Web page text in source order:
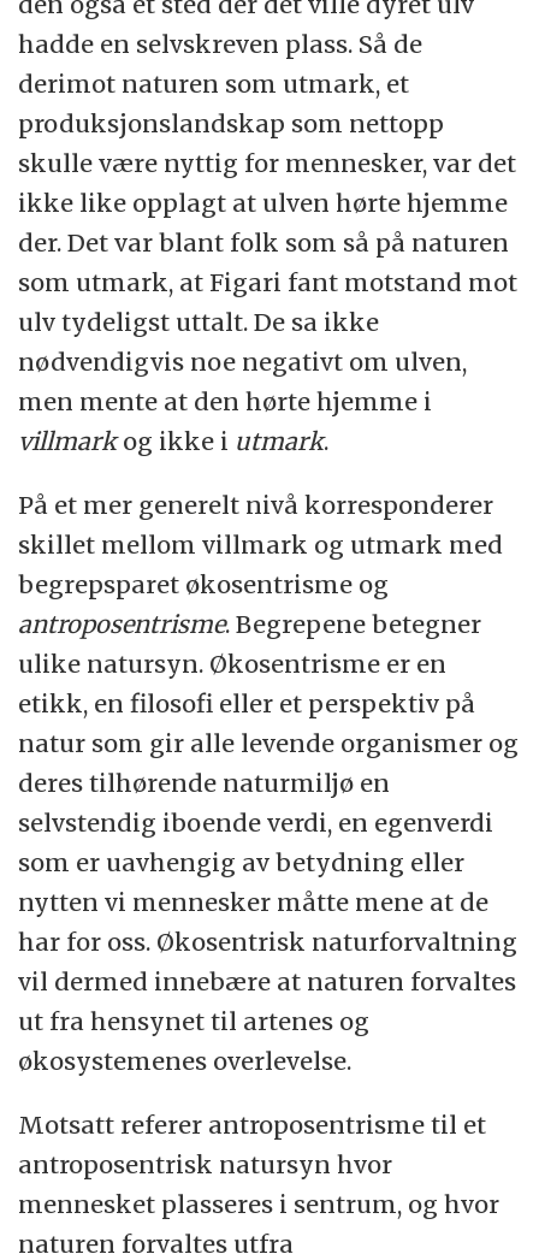
hadde en selvskreven plass. Så de
derimot naturen som utmark, et
produksjonslandskap som nettopp
skulle være nyttig for mennesker, var det
ikke like opplagt at ulven hørte hjemme
der. Det var blant folk som så på naturen
som utmark, at Figari fant motstand mot
ulv tydeligst uttalt. De sa ikke
nødvendigvis noe negativt om ulven,
men mente at den hørte hjemme i
villmarkog ikke i utmark.
På et mer generelt nivå korresponderer
skillet mellom villmark og utmark med
begrepsparet økosentrisme og
antroposentrisme. Begrepene betegner
ulike natursyn. Økosentrisme er en
etikk, en filosofi eller et perspektiv på
natur som gir alle levende organismer og
deres tilhørende naturmiljø en
selvstendig iboende verdi, en egenverdi
som er uavhengig av betydning eller
nytten vi mennesker måtte mene at de
har for oss. Økosentrisk naturforvaltning
vil dermed innebære at naturen forvaltes
ut fra hensynet til artenes og
økosystemenes overlevelse.
Motsatt referer antroposentrisme til et
antroposentrisk natursyn hvor
mennesket plasseres i sentrum, og hvor
naturen forvaltes utfra